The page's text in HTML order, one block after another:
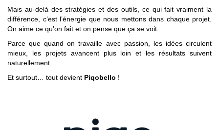
Mais au-delà des stratégies et des outils, ce qui fait vraiment la
différence, c’est l’énergie que nous mettons dans chaque projet.
On aime ce qu’on fait et on pense que ça se voit.
Parce que quand on travaille avec passion, les idées circulent
mieux, les projets avancent plus loin et les résultats suivent
naturellement.
Et surtout… tout devient Piqobello !